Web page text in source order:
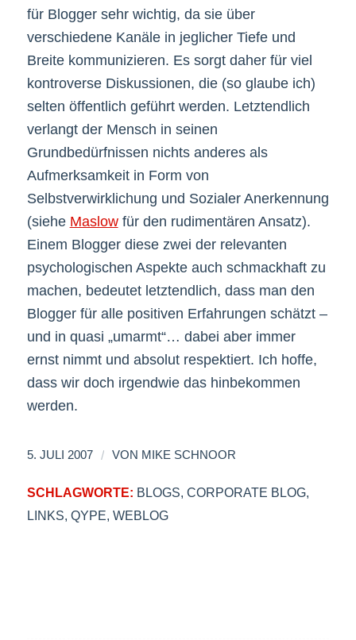
für Blogger sehr wichtig, da sie über
verschiedene Kanäle in jeglicher Tiefe und
Breite kommunizieren. Es sorgt daher für viel
kontroverse Diskussionen, die (so glaube ich)
selten öffentlich geführt werden. Letztendlich
verlangt der Mensch in seinen
Grundbedürfnissen nichts anderes als
Aufmerksamkeit in Form von
Selbstverwirklichung und Sozialer Anerkennung
(siehe Maslowfür den rudimentären Ansatz).
Einem Blogger diese zwei der relevanten
psychologischen Aspekte auch schmackhaft zu
machen, bedeutet letztendlich, dass man den
Blogger für alle positiven Erfahrungen schätzt –
und in quasi „umarmt“… dabei aber immer
ernst nimmt und absolut respektiert. Ich hoffe,
dass wir doch irgendwie das hinbekommen
werden.
5. JULI 2007 / VON MIKE SCHNOOR
SCHLAGWORTE: BLOGS, CORPORATE BLOG,
LINKS, QYPE, WEBLOG